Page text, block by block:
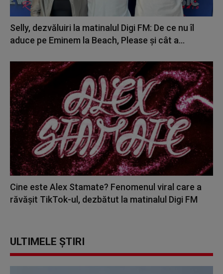
Selly, dezvăluiri la matinalul Digi FM: De ce nu îl
aduce pe Eminem la Beach, Please și cât a...
Cine este Alex Stamate? Fenomenul viral care a
răvășit TikTok-ul, dezbătut la matinalul Digi FM
ULTIMELE ȘTIRI